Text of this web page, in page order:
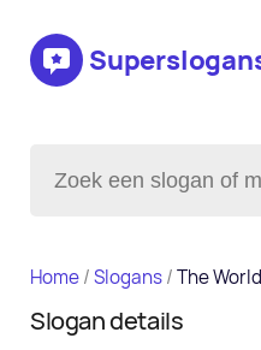
Home/Slogans/The
Slogan details